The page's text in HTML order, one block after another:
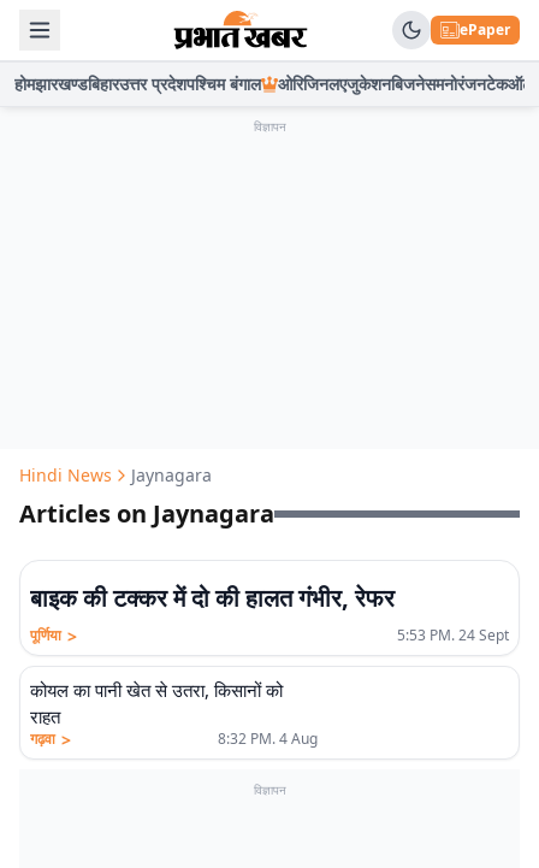
ePaper
होमझारखण्डबिहारउत्तर प्रदेशपश्चिम बंगाल ओरिजिनलएजुकेशनबिजनेसमनोरंजनटेकऑटो
विज्ञापन
Hindi News Jaynagara
Articles on Jaynagara
बाइक की टक्कर में दो की हालत गंभीर, रेफर
पूर्णिया > 5:53 PM. 24 Sept
कोयल का पानी खेत से उतरा, किसानों को
राहत
गढ़वा > 8:32 PM. 4 Aug
विज्ञापन